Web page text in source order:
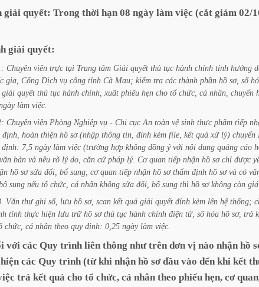
giải quyết: Trong thời hạn 08 ngày làm việc (cắt giảm 02/
giải quyết:
Chuyên viên trực tại Trung tâm Giải quyết thủ tục hành chính tỉnh hướng
gia, Cổng Dịch vụ công tỉnh Cà Mau; kiểm tra các thành phần hồ sơ, số
giải quyết thủ tục hành chính, xuất phiếu hẹn cho tổ chức, cá nhân, chuyển
làm việc.
Chuyên viên Phòng Nghiệp vụ - Chi cục An toàn vệ sinh thực phẩm tiếp
định, hoàn thiện hồ sơ (nhập thông tin, đính kèm file, kết quả xử lý) chuyển
định: 7,5 ngày làm việc (trường hợp không đồng ý với nội dung quảng cáo
văn bản và nêu rõ lý do, căn cứ pháp lý. Cơ quan tiếp nhận hồ sơ chỉ được
hồ sơ sửa đổi, bổ sung, cơ quan tiếp nhận hồ sơ thẩm định hồ sơ và có
sung nếu tổ chức, cá nhân không sửa đổi, bổ sung thì hồ sơ không còn giá
Văn thư ghi số, lưu hồ sơ, scan kết quả giải quyết đính kèm lên hệ thống;
tỉnh thực hiện lưu trữ hồ sơ thủ tục hành chính điện tử, số hóa hồ sơ, trả
chức, cá nhân theo quy định: 0,25 ngày làm việc.
với các Quy trình liên thông như trên đơn vị nào nhận hồ
hiện các Quy trình (từ khi nhận hồ sơ đầu vào đến khi kết
trả kết quả cho tổ chức, cá nhân theo phiếu hẹn, cơ